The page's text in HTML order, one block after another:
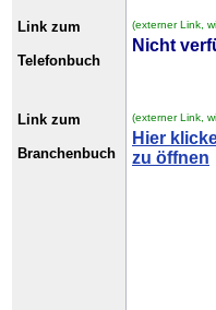
Link zum
Telefonbuch
(externer Link,
Nicht
Link zum
Branchenbuch
(externer Link,
Hier
zu öffnen